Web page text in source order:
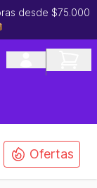
desde $75.000
Ofertas